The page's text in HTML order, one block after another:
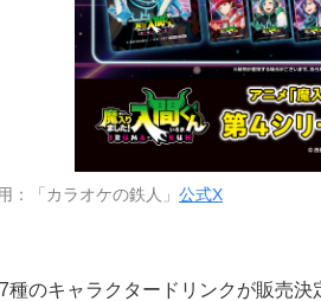
：「カラオケの鉄人」 公式X
種のキャラクタードリンクが販売